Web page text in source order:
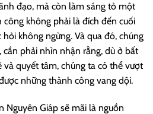
đạo, mà còn làm sáng tỏ một
không phải là đích đến cuối
không ngừng. Và qua đó, chúng
cần phải nhìn nhận rằng, dù ở bất
và quyết tâm, chúng ta có thể vượt
những thành công vang dội.
Nguyên Giáp sẽ mãi là nguồn